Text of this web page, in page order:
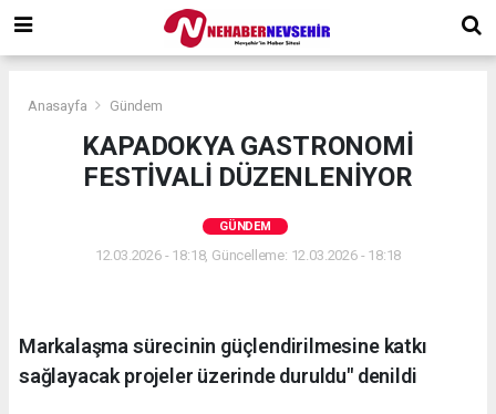
Anasayfa Gündem
KAPADOKYA GASTRONOMİ
FESTİVALİ DÜZENLENİYOR
GÜNDEM
12.03.2026 - 18:18, Güncelleme: 12.03.2026 - 18:18
Markalaşma sürecinin güçlendirilmesine katkı
sağlayacak projeler üzerinde duruldu" denildi